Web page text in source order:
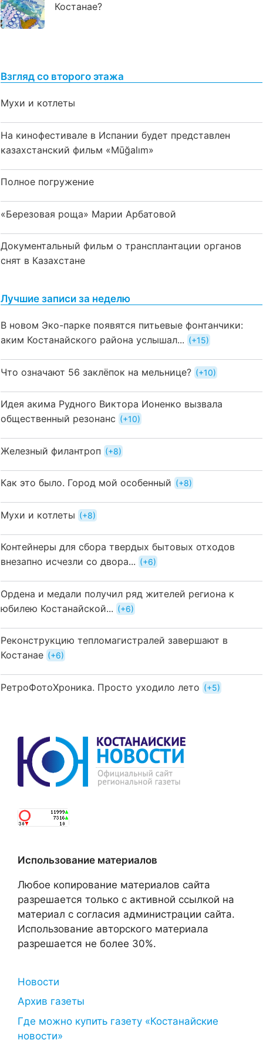
Костанае?
Взгляд со второго этажа
Мухи и котлеты
На кинофестивале в Испании будет представлен
казахстанский фильм «Mūğalım»
Полное погружение
«Березовая роща» Марии Арбатовой
Документальный фильм о трансплантации органов
снят в Казахстане
Лучшие записи за неделю
В новом Эко-парке появятся питьевые фонтанчики:
аким Костанайского района услышал...
+15
Что означают 56 заклёпок на мельнице? +10
Идея акима Рудного Виктора Ионенко вызвала
общественный резонанс
+10
Железный филантроп +8
Как это было. Город мой особенный +8
Мухи и котлеты +8
Контейнеры для сбора твердых бытовых отходов
внезапно исчезли со двора...
+6
Ордена и медали получил ряд жителей региона к
юбилею Костанайской...
+6
Реконструкцию тепломагистралей завершают в
Костанае
+6
РетроФотоХроника. Просто уходило лето +5
Использование материалов
Любое копирование материалов сайта
разрешается только с активной ссылкой на
материал с согласия администрации сайта.
Использование авторского материала
разрешается не более 30%.
Новости
Архив газеты
Где можно купить газету «Костанайские
новости»